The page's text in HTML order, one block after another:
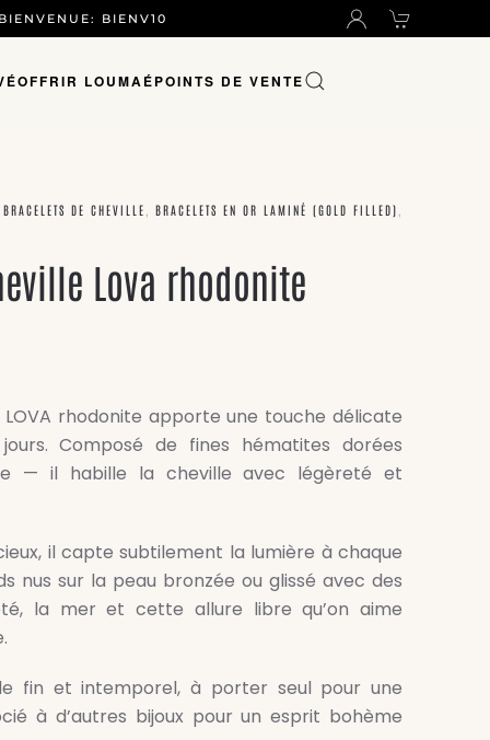
BIENV10
OFFRIR LOUMAÉPOINTS DE VENTE
BRACELETS DE CHEVILLE BRACELETS EN OR LAMINÉ (GOLD FILLED)
Lova rhodonite
rhodonite apporte une touche délicate
Composé de fines hématites dorées
— il habille la cheville avec légèreté et
il capte subtilement la lumière à chaque
nus sur la peau bronzée ou glissé avec des
la mer et cette allure libre qu’on aime
fin et intemporel, à porter seul pour une
à d’autres bijoux pour un esprit bohème